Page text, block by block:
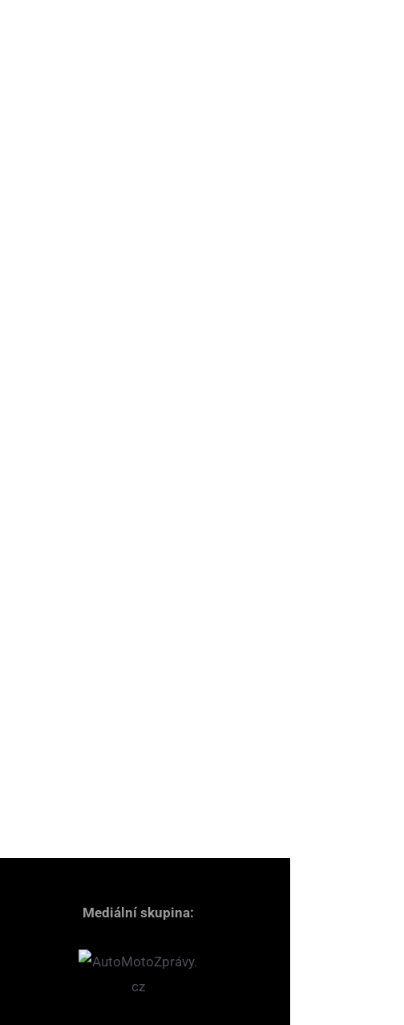
Mediální skupina: